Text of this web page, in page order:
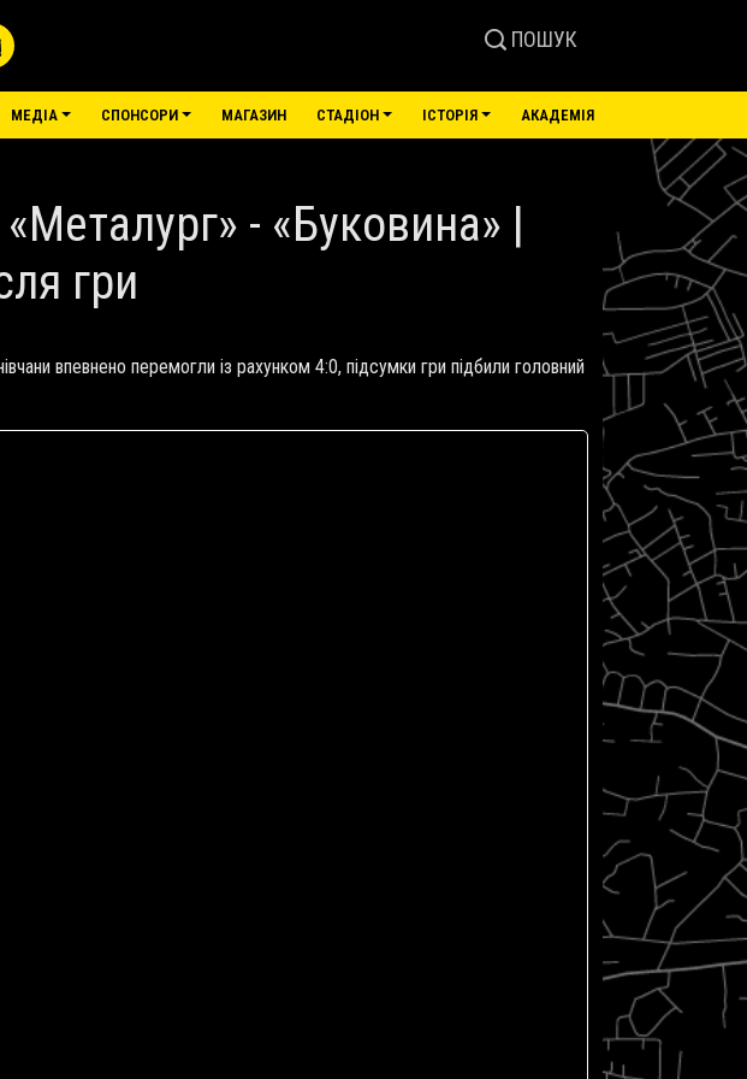
ПОШУК
МЕДІА СПОНСОРИ МАГАЗИН СТАДІОН ІСТОРІЯ АКАДЕМІЯ
- «Буковина» |
гри
впевнено перемогли із рахунком 4:0, підсумки гри підбили головний